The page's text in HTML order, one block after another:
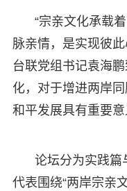
“宗亲文化承载
脉亲情，是实现彼
台联党组书记袁海
化，对于增进两岸
和平发展具有重要意
论坛分为实践篇
代表围绕“两岸宗亲